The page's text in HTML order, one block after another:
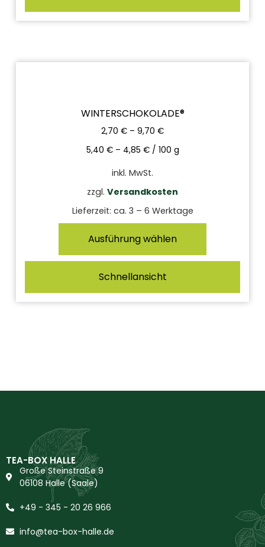
WINTERSCHOKOLADE®
2,70 € – 9,70 €
5,40 €– 4,85 €/ 100 g
inkl. MwSt.
zzgl. Versandkosten
Lieferzeit: ca. 3 – 6 Werktage
Ausführung wählen
Schnellansicht
TEA-BOX HALLE
Große Steinstraße 9
06108 Halle (Saale)
+49 - 345 - 20 26 966
info@tea-box-halle.de